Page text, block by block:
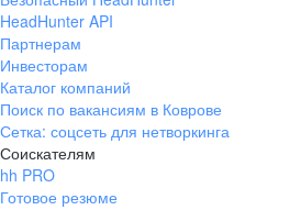
HeadHunter API
Партнерам
Инвесторам
Каталог компаний
Поиск по вакансиям в Коврове
Сетка: соцсеть для нетворкинга
Соискателям
hh PRO
Готовое резюме